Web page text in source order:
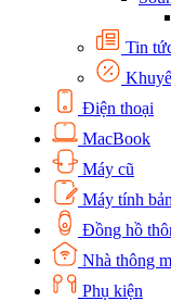
Tin
Điện thoại
MacBook
Máy cũ
Máy tính
Đồng hồ
Nhà thông
Phụ kiện